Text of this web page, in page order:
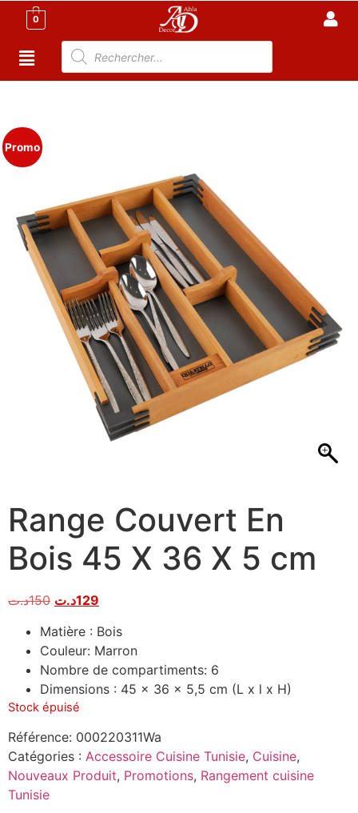
0
Promo
Range Couvert En
Bois 45 X 36 X 5 cm
150د.ت 129د.ت
Matière : Bois
Couleur: Marron
Nombre de compartiments: 6
Dimensions : 45 x 36 x 5,5 cm (L x l x H)
Stock épuisé
Référence: 000220311Wa
Catégories : Accessoire Cuisine Tunisie, Cuisine,
Nouveaux Produit, Promotions, Rangement cuisine
Tunisie